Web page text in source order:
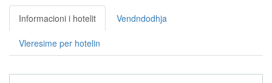
Informacioni i hotelit Vendndodhja
Vleresime per hotelin